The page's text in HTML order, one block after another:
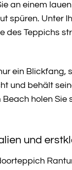
an einem
spüren. Unter
des Teppichs
ein
und behält
holen Sie
und